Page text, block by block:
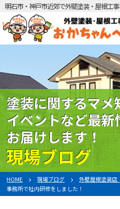
明石市・神戸市近郊で外壁塗装・屋根工
塗装に関するマメ
イベントなど最新
お届けします！
現場ブログ
HOME 現場ブログ 外壁屋根塗装
事務所で社内研修をしました！